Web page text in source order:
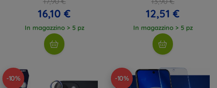
16,10 €
In magazzino > 5 pz
12,51 €
In magazzino > 5 pz
-10% -10%